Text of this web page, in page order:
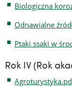
Biologiczna
Odnawialne
Ptaki ssaki w
Rok IV (Rok